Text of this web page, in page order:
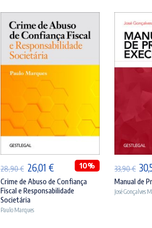
ADICIONAR
28,90€ O
preço
original
era:
26,01 €O
preço
atual
10%
Crime de Abuso de Confiança
Fiscal e Responsabilidade
Societária
Paulo Marques
33,90€ O
Manual de
José Gonçalves